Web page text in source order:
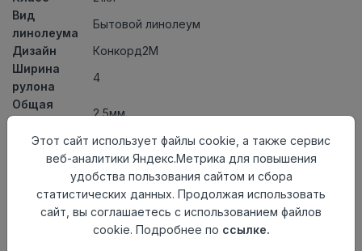
Вид
линолеума
Бытовой линолеум
Дизайн
Конкорд2М
Ширина
рулона
4
Общая
2,5мм
Толщина
защитного
0,20мм
АктуальностьАктуален
Страна
происхождения
Россия
Этот сайт использует файлы cookie, а также сервис
веб-аналитики Яндекс.Метрика для повышения
удобства пользования сайтом и сбора
статистических данных. Продолжая использовать
сайт, вы соглашаетесь с использованием файлов
cookie. Подробнее по ссылке.